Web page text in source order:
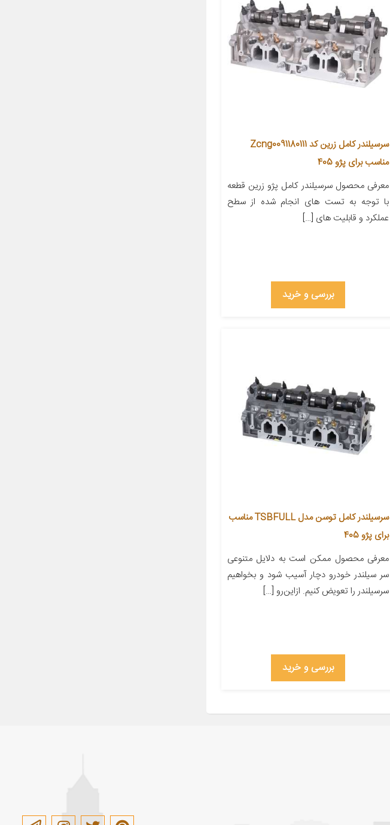
سرسیلندر کامل زرین کد Zcng0091180111
مناسب برای پژو 405
معرفی محصول سرسیلندر کامل پژو زرین قطعه
با توجه به تست های انجام شده از سطح
عملکرد و قابلیت های […]
بررسی و خرید
سرسیلندر کامل توسن مدل TSBFULL مناسب
برای پژو 405
معرفی محصول ممکن است به دلایل متنوعی
سر سیلندر خودرو دچار آسیب شود و بخواهیم
سرسیلندر را تعویض کنیم. ازاین‌رو […]
بررسی و خرید